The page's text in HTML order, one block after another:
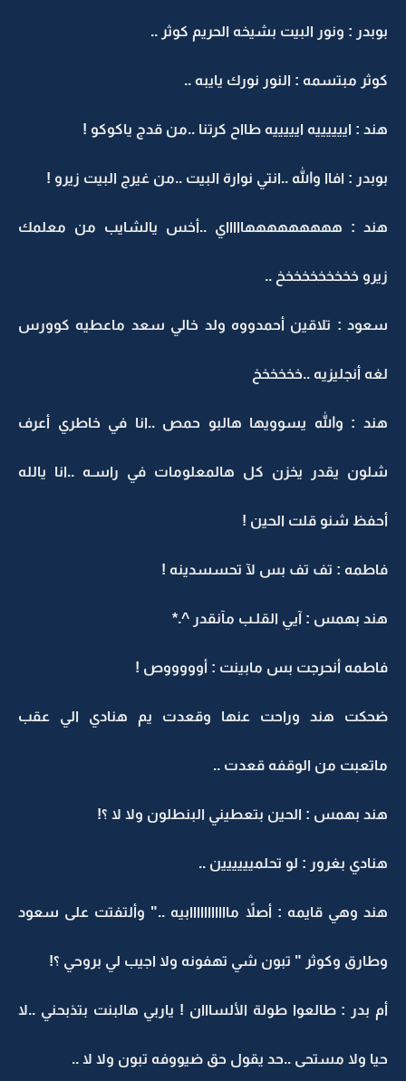
بوبدر : ونور البيت بشيخه الحريم كوثر ..
كوثر مبتسمه : النور نورك يايبه ..
هند : اييييييه ايييييه طااح كرتنا ..من قدج ياكوكو !
بوبدر : افاا والله ..انتي نوارة البيت ..من غيرج البيت زيرو !
هند : هههههههههاااااي ..أخس يالشايب من معلمك
زيرو خخخخخخخخخخ ..
سعود : تلاقين أحمدووه ولد خالي سعد ماعطيه كوورس
لغه أنجليزيه ..خخخخخخ
هند : والله يسوويها هالبو حمص ..انا في خاطري أعرف
شلون يقدر يخزن كل هالمعلومات في راسـه ..انا يالله
أحفظ شنو قلت الحين !
فاطمه : تف تف بس لآ تحسسدينه !
هند بهمس : آيي القلـب مآنقدر ^.*
فاطمه أنحرجت بس مابينت : أوووووص !
ضحكت هند وراحت عنها وقعدت يم هنادي الي عقب
ماتعبت من الوقفه قعدت ..
هند بهمس : الحين بتعطيني البنطلون ولا لا ؟!
هنادي بغرور : لو تحلميييييين ..
هند وهي قايمه : أصلاً مااااااااااابيه .." وألتفتت على سعود
وطارق وكوثر " تبون شي تهفونه ولا اجيب لي بروحي ؟!
أم بدر : طالعوا طولة الألسااان ! ياربي هالبنت بتذبحني ..لا
حيا ولا مستحى ..حد يقول حق ضيووفه تبون ولا لا ..